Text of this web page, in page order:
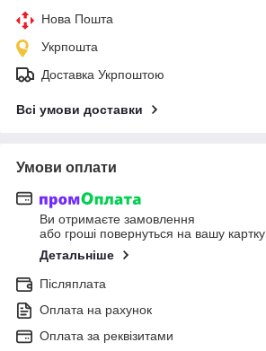
Нова Пошта
Укрпошта
Доставка Укрпоштою
Всі умови доставки
Умови оплати
Ви отримаєте замовлення
або гроші повернуться на вашу картку
Детальніше
Післяплата
Оплата на рахунок
Оплата за реквізитами